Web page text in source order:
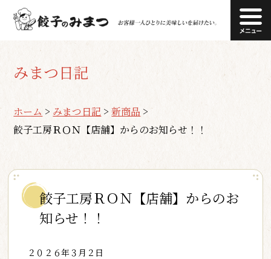
みまつ日記
ホーム > みまつ日記 >新商品 >
餃子工房ＲＯＮ【店舗】からのお知らせ！！
餃子工房ＲＯＮ【店舗】からのお
知らせ！！
２０２６年３月２日